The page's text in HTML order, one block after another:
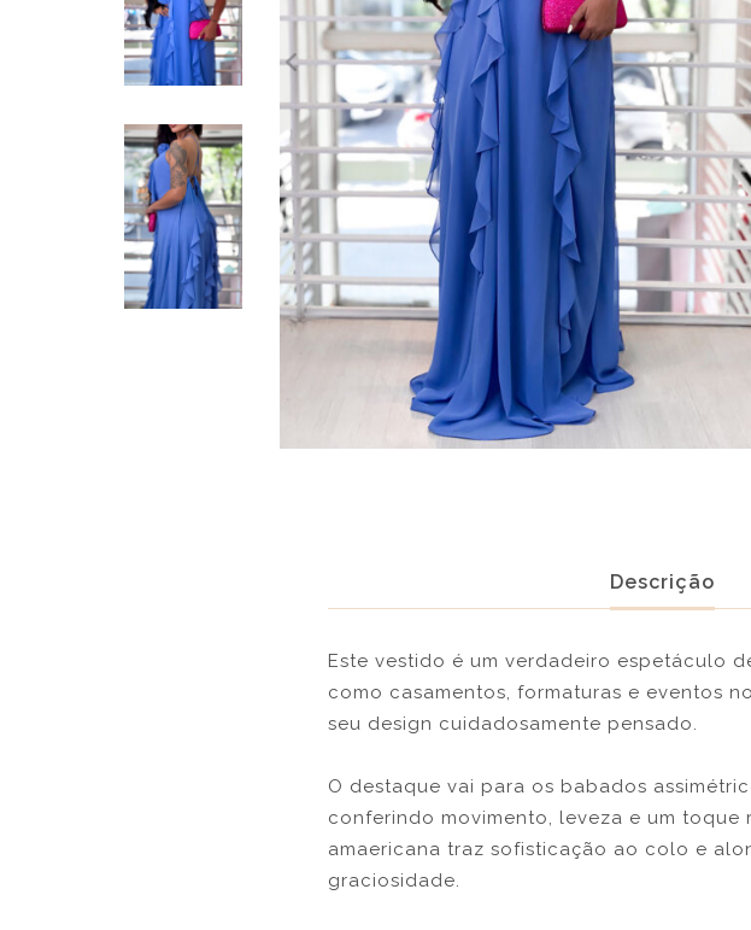
Descrição
Este vestido é um verdadeiro espetáculo
como casamentos, formaturas e eventos
seu design cuidadosamente pensado.
O destaque vai para os babados
conferindo movimento, leveza e um
amaericana traz sofisticação ao colo e
graciosidade.